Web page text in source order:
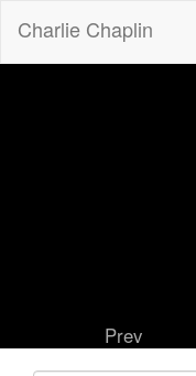
Charlie Chaplin
Prev